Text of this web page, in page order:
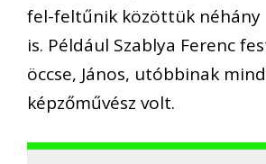
fel-feltűnik közöttük néhány
is. Például Szablya Ferenc
öccse, János, utóbbinak
képzőművész volt.